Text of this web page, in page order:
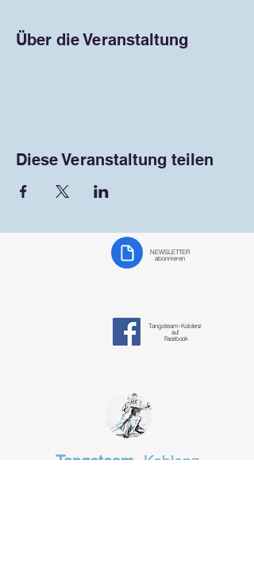
Über die Veranstaltung
Diese Veranstaltung teilen
NEWSLETTER
abonnieren
Tangoteam-Koblenz
auf
Facebook
Tangoteam Koblenz